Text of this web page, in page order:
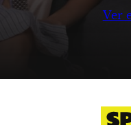
Ver